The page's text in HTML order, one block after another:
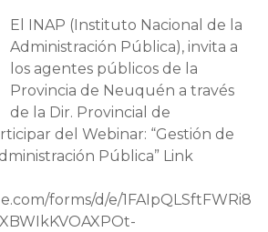
El INAP (Instituto Nacional de la
Administración Pública), invita a
los agentes públicos de la
Provincia de Neuquén a través
de la Dir. Provincial de
del Webinar: “Gestión de
Pública” Link
forms/d/e/1FAIpQLSftFWRi8